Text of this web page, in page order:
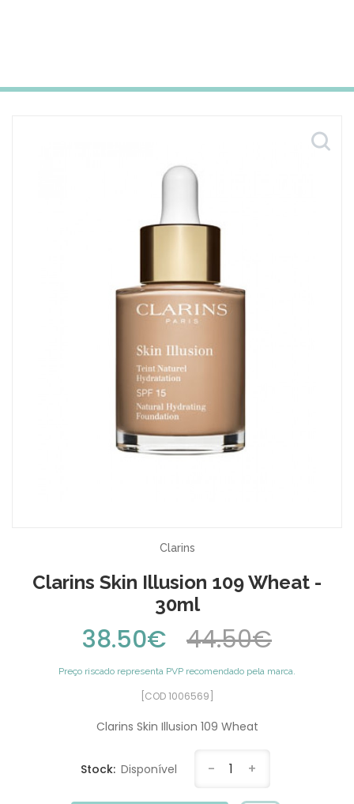
Clarins
Clarins Skin Illusion 109 Wheat -
30ml
38.50€ 44.50€
Preço riscado representa PVP recomendado pela marca.
[COD 1006569]
Clarins Skin Illusion 109 Wheat
Stock: Disponível - 1 +